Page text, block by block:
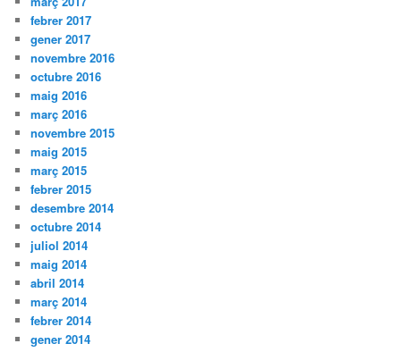
febrer 2017
gener 2017
novembre 2016
octubre 2016
maig 2016
març 2016
novembre 2015
maig 2015
març 2015
febrer 2015
desembre 2014
octubre 2014
juliol 2014
maig 2014
abril 2014
març 2014
febrer 2014
gener 2014